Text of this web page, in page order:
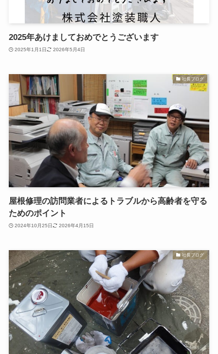
2025年あけましておめでとうございます
2025年1月1日 2026年5月4日
社長ブログ
屋根修理の訪問業者によるトラブルから高齢者を守る
ためのポイント
2024年10月25日 2026年4月15日
社長ブログ